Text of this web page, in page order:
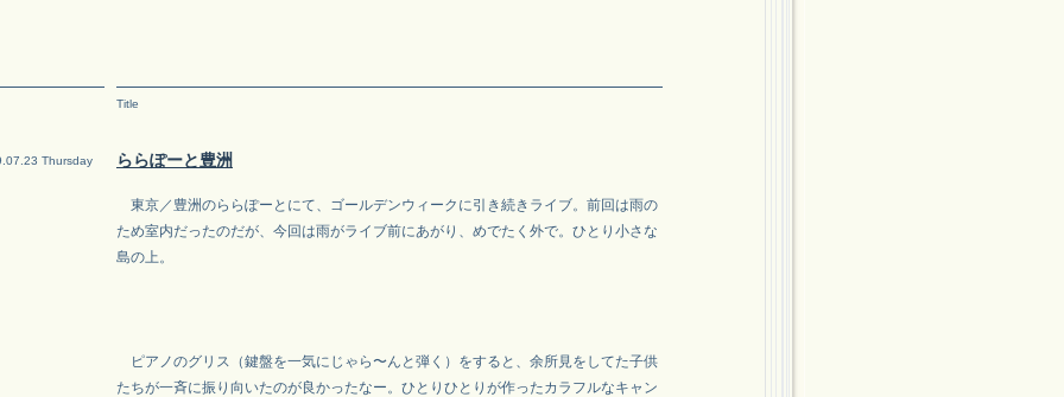
Title
Thursday ららぽーと豊洲
東京／豊洲のららぽーとにて、ゴールデンウィークに引き続きライブ。前回は雨の
ため室内だったのだが、今回は雨がライブ前にあがり、めでたく外で。ひとり小さな
島の上。
ピアノのグリス（鍵盤を一気にじゃら〜んと弾く）をすると、余所見をしてた子供
たちが一斉に振り向いたのが良かったなー。ひとりひとりが作ったカラフルなキャン